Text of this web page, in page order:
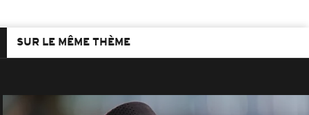
SUR LE MÊME THÈME